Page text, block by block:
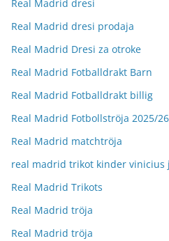
Real Madrid dresi
Real Madrid dresi prodaja
Real Madrid Dresi za otroke
Real Madrid Fotballdrakt Barn
Real Madrid Fotballdrakt billig
Real Madrid Fotbollströja 2025/26
Real Madrid matchtröja
real madrid trikot kinder vinicius
Real Madrid Trikots
Real Madrid tröja
Real Madrid tröja